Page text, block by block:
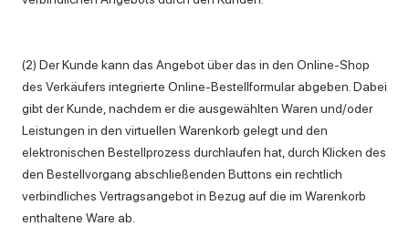
(2) Der Kunde kann das Angebot über das in den Online-Shop
des Verkäufers integrierte Online-Bestellformular abgeben. Dabei
gibt der Kunde, nachdem er die ausgewählten Waren und/oder
Leistungen in den virtuellen Warenkorb gelegt und den
elektronischen Bestellprozess durchlaufen hat, durch Klicken des
den Bestellvorgang abschließenden Buttons ein rechtlich
verbindliches Vertragsangebot in Bezug auf die im Warenkorb
enthaltene Ware ab.